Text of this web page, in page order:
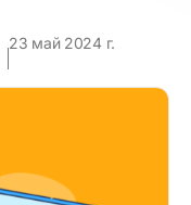
23 май 2024 г.